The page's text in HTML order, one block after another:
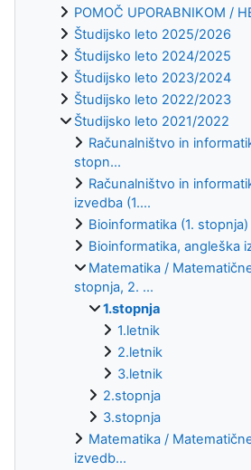
POMOČ UPORABNIKOM /
Študijsko leto 2025/2026
Študijsko leto 2024/2025
Študijsko leto 2023/2024
Študijsko leto 2022/2023
Študijsko leto 2021/2022
Računalništvo in
stopn...
Računalništvo in
izvedba (1....
Bioinformatika (1. stopnja)
Bioinformatika, angleška
Matematika /
stopnja, 2. ...
1.stopnja
1.letnik
2.letnik
3.letnik
2.stopnja
3.stopnja
Matematika /
izvedb...